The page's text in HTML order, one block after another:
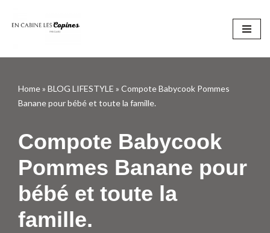
Home» BLOG LIFESTYLE » Compote Babycook Pommes
Banane pour bébé et toute la famille.
Compote Babycook
Pommes Banane pour
bébé et toute la
famille.